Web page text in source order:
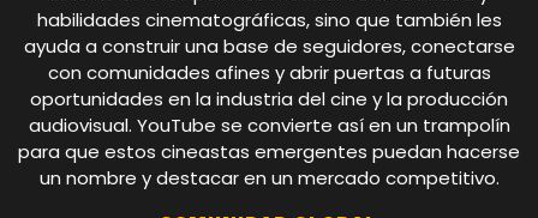
habilidades cinematográficas, sino que también les
ayuda a construir una base de seguidores, conectarse
con comunidades afines y abrir puertas a futuras
oportunidades en la industria del cine y la producción
audiovisual. YouTube se convierte así en un trampolín
para que estos cineastas emergentes puedan hacerse
un nombre y destacar en un mercado competitivo.